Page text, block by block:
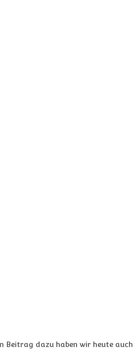
Beitrag dazu haben wir heute auch